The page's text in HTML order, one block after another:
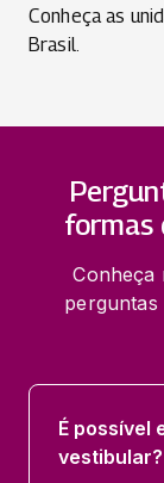
Conheça as
Brasil.
formas
Conheça
perguntas
É possível
vestibular?